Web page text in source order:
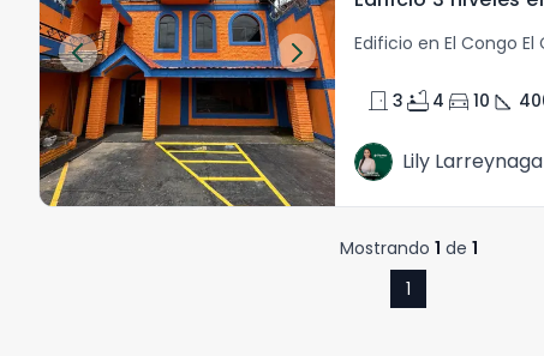
Edificio en El Congo El
door_front 3 bathtub 4 directions_car 10 square_foot
Lily Larreynaga
Mostrando 1 de 1
1